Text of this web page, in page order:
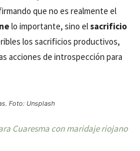
que no es realmente el
lo importante, sino elsacrificio
los sacrificios productivos,
acciones de introspección para
Foto: Unsplash
Cuaresma con maridaje riojano